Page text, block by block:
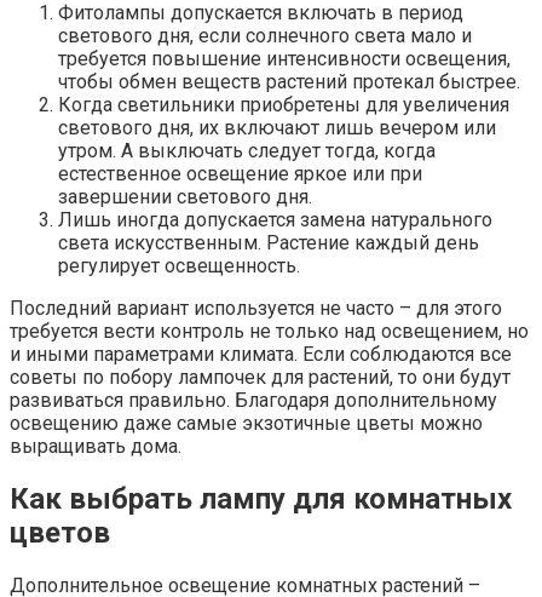
Фитолампы допускается включать в период
светового дня, если солнечного света мало и
требуется повышение интенсивности освещения,
чтобы обмен веществ растений протекал быстрее.
Когда светильники приобретены для увеличения
светового дня, их включают лишь вечером или
утром. А выключать следует тогда, когда
естественное освещение яркое или при
завершении светового дня.
Лишь иногда допускается замена натурального
света искусственным. Растение каждый день
регулирует освещенность.
Последний вариант используется не часто – для этого
требуется вести контроль не только над освещением, но
и иными параметрами климата. Если соблюдаются все
советы по побору лампочек для растений, то они будут
развиваться правильно. Благодаря дополнительному
освещению даже самые экзотичные цветы можно
выращивать дома.
Как выбрать лампу для комнатных
цветов
Дополнительное освещение комнатных растений –